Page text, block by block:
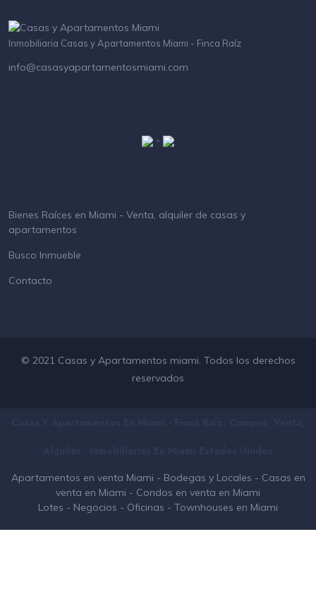
Inmobiliaria Casas y Apartamentos Miami - Finca Raíz
info@casasyapartamentosmiami.com
-
Bienes Raíces en Miami - Venta, alquiler de casas y
apartamentos
Busco Inmueble
Contacto
© 2021 Casas y Apartamentos miami. Todos los derechos
reservados
Apartamentos en venta Miami - Bodegas y Locales - Casas en
venta en Miami - Condos en venta en Miami
Lotes - Negocios - Oficinas - Townhouses en Miami